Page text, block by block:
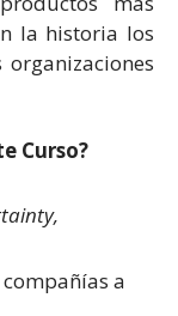
la historia los
Curso?
a